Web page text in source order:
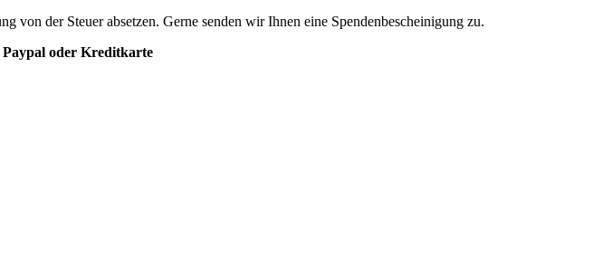
von der Steuer absetzen. Gerne senden wir Ihnen eine Spendenbescheinigung zu.
Paypal oder Kreditkarte